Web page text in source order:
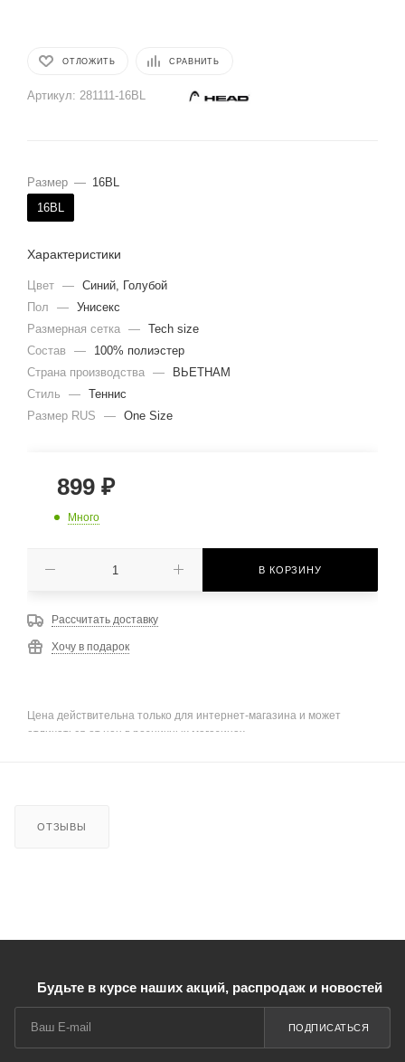
ОТЛОЖИТЬ СРАВНИТЬ
Артикул: 281111-16BL
Размер — 16BL
16BL
Характеристики
Цвет — Синий, Голубой
Пол
— Унисекс
Размерная сетка — Tech size
Состав
—
100% полиэстер
Страна производства —
ВЬЕТНАМ
Стиль
— Теннис
Размер RUS
— One Size
899 ₽
Много
В КОРЗИНУ
Рассчитать доставку
Хочу в подарок
Цена действительна только для интернет-магазина и может
отличаться от цен в розничных магазинах
ОТЗЫВЫ
Будьте в курсе наших акций, распродаж и новостей
ПОДПИСАТЬСЯ